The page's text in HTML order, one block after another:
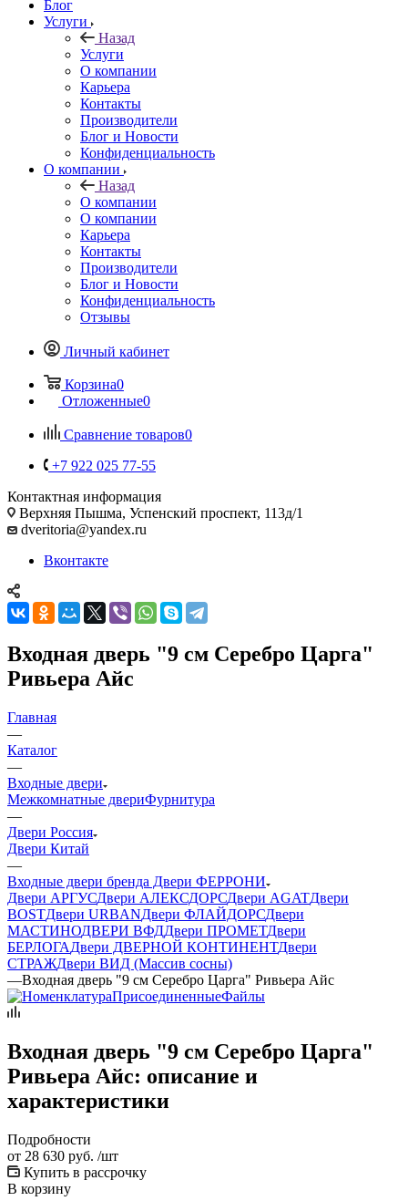
Блог
Услуги
Назад
Услуги
О компании
Карьера
Контакты
Производители
Блог и Новости
Конфиденциальность
О компании
Назад
О компании
О компании
Карьера
Контакты
Производители
Блог и Новости
Конфиденциальность
Отзывы
Личный кабинет
Корзина0
Отложенные0
Сравнение товаров0
+7 922 025 77-55
Контактная информация
Верхняя Пышма, Успенский проспект, 113д/1
dveritoria@yandex.ru
Вконтакте
Входная дверь "9 см Серебро Царга"
Ривьера Айс
Главная
—
Каталог
—
Входные двери
Межкомнатные двериФурнитура
—
Двери Россия
Двери Китай
—
Входные двери бренда Двери ФЕРРОНИ
Двери АРГУСДвери АЛЕКСДОРСДвери AGATДвери
BOSTДвери URBANДвери ФЛАЙДОРСДвери
МАСТИНОДВЕРИ ВФДДвери ПРОМЕТДвери
БЕРЛОГАДвери ДВЕРНОЙ КОНТИНЕНТДвери
СТРАЖДвери ВИД (Массив сосны)
—Входная дверь "9 см Серебро Царга" Ривьера Айс
Входная дверь "9 см Серебро Царга"
Ривьера Айс: описание и
характеристики
Подробности
от 28 630 руб. /шт
Купить в рассрочку
В корзину